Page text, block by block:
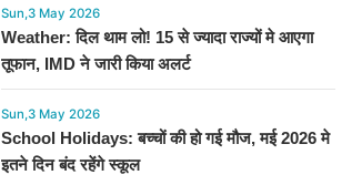
Sun,3 May 2026
Weather: दिल थाम लो! 15 से ज्यादा राज्यों मे आएगा
तूफान, IMD ने जारी किया अलर्ट
Sun,3 May 2026
School Holidays: बच्चों की हो गई मौज, मई 2026 मे
इतने दिन बंद रहेंगे स्कूल